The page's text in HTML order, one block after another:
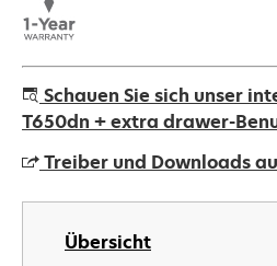
Schauen Sie sich unser
T650dn + extra drawer-
Treiber und Downloads
wird
einerÜbersicht